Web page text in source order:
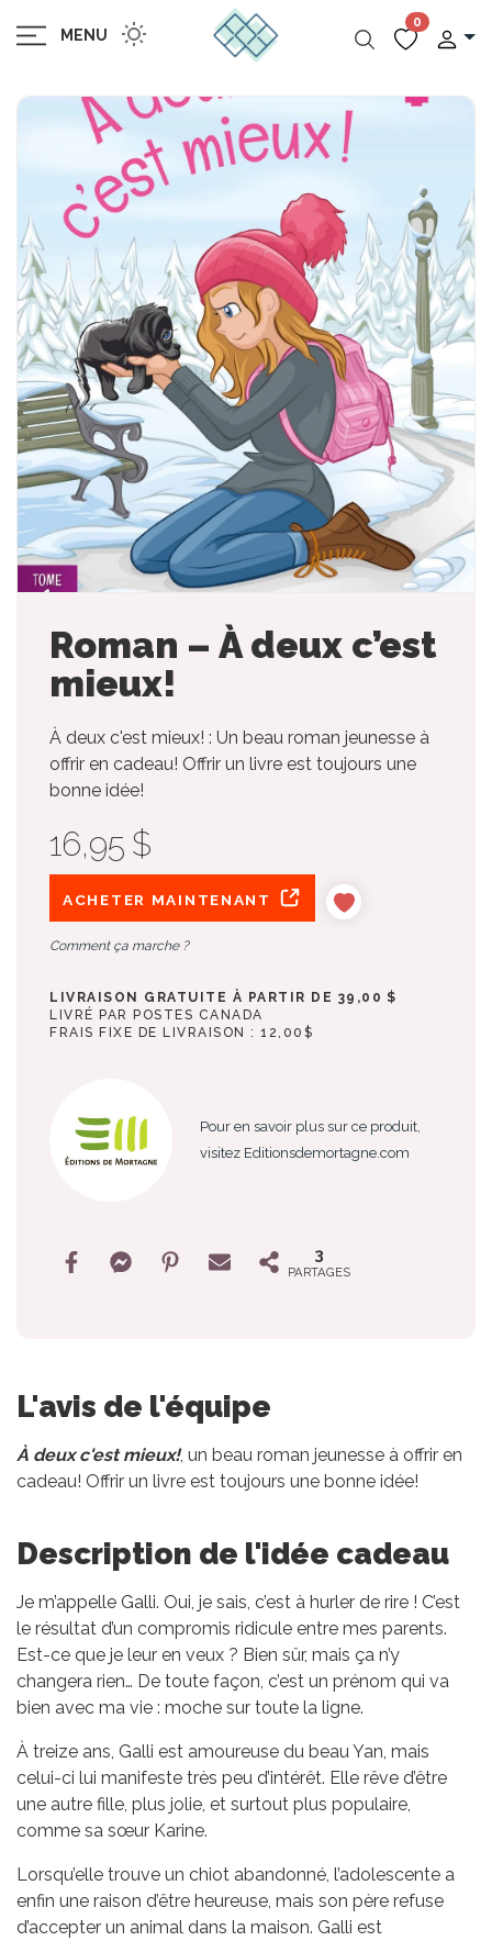
MENU
0
Roman – À deux c’est
mieux!
À deux c'est mieux! : Un beau roman jeunesse à
offrir en cadeau! Offrir un livre est toujours une
bonne idée!
16,95 $
ACHETER MAINTENANT
Comment ça marche ?
LIVRAISON GRATUITE À PARTIR DE 39,00 $
LIVRÉ PAR POSTES CANADA
FRAIS FIXE DE LIVRAISON : 12,00$
Pour en savoir plus sur ce produit,
visitez Editionsdemortagne.com
3
PARTAGES
L'avis de l'équipe
À deux c'est mieux!, un beau roman jeunesse à offrir en
cadeau! Offrir un livre est toujours une bonne idée!
Description de l'idée cadeau
Je m’appelle Galli. Oui, je sais, c’est à hurler de rire ! C’est
le résultat d’un compromis ridicule entre mes parents.
Est-ce que je leur en veux ? Bien sûr, mais ça n’y
changera rien… De toute façon, c’est un prénom qui va
bien avec ma vie : moche sur toute la ligne.
À treize ans, Galli est amoureuse du beau Yan, mais
celui-ci lui manifeste très peu d’intérêt. Elle rêve d’être
une autre fille, plus jolie, et surtout plus populaire,
comme sa sœur Karine.
Lorsqu’elle trouve un chiot abandonné, l’adolescente a
enfin une raison d’être heureuse, mais son père refuse
d’accepter un animal dans la maison. Galli est